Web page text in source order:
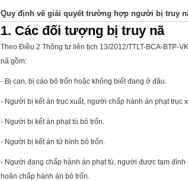
Quy định về giải quyết trường hợp người bị truy
1. Các đối tượng bị truy nã
Theo Điều 2 Thông tư liên tịch 13/2012/TTLT-BCA-BTP-
nã gồm:
- Bị can, bị cáo bỏ trốn hoặc không biết đang ở đâu.
- Người bị kết án trục xuất, người chấp hành án phạt trục
- Người bị kết án phạt tù bỏ trốn.
- Người bị kết án tử hình bỏ trốn.
- Người đang chấp hành án phạt tù, người được tạm
hoãn chấp hành án bỏ trốn.